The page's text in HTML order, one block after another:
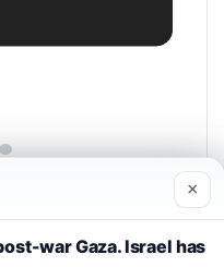
×
war Gaza. Israel has